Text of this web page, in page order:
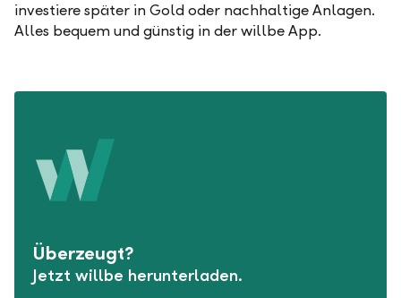
investiere später in Gold oder nachhaltige Anlagen.
Alles bequem und günstig in der willbe App.
Überzeugt?
Jetzt willbe herunterladen.